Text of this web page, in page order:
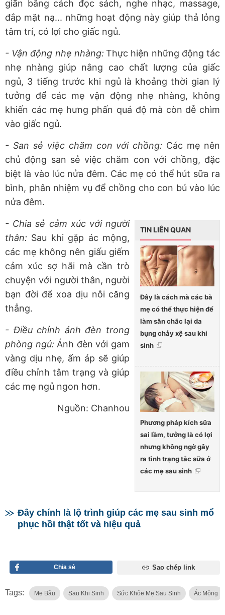
giãn bằng cách đọc sách, nghe nhạc, massage,
đắp mặt nạ... những hoạt động này giúp thả lỏng
tâm trí, có lợi cho giấc ngủ.
- Vận động nhẹ nhàng: Thực hiện những động tác
nhẹ nhàng giúp nâng cao chất lượng của giấc
ngủ, 3 tiếng trước khi ngủ là khoảng thời gian lý
tưởng để các mẹ vận động nhẹ nhàng, không
khiến các mẹ hưng phấn quá độ mà còn dễ chìm
vào giấc ngủ.
- San sẻ việc chăm con với chồng: Các mẹ nên
chủ động san sẻ việc chăm con với chồng, đặc
biệt là vào lúc nửa đêm. Các mẹ có thể hút sữa ra
bình, phân nhiệm vụ để chồng cho con bú vào lúc
nửa đêm.
TIN LIÊN QUAN
Đây là cách mà các bà
mẹ có thể thực hiện để
làm săn chắc lại da
bụng chảy xệ sau khi
sinh
Phương pháp kích sữa
sai lầm, tưởng là có lợi
nhưng không ngờ gây
ra tình trạng tắc sữa ở
các mẹ sau sinh
- Chia sẻ cảm xúc với người
thân: Sau khi gặp ác mộng,
các mẹ không nên giấu giếm
cảm xúc sợ hãi mà cần trò
chuyện với người thân, người
bạn đời để xoa dịu nỗi căng
thẳng.
- Điều chỉnh ánh đèn trong
phòng ngủ: Ánh đèn với gam
vàng dịu nhẹ, ấm áp sẽ giúp
điều chỉnh tâm trạng và giúp
các mẹ ngủ ngon hơn.
Nguồn: Chanhou
Đây chính là lộ trình giúp các mẹ sau sinh mổ
phục hồi thật tốt và hiệu quả
Chia sẻ Sao chép link
Tags: Mẹ Bầu Sau Khi Sinh Sức Khỏe Mẹ Sau Sinh Ác Mộng